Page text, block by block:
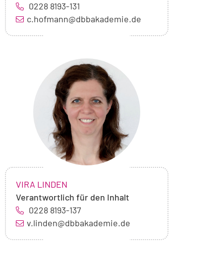
0228 8193-131
c.hofmann@dbbakademie.de
Foto
von
Vira
Linden
NAME:
VIRA LINDEN
Verantwortlich für den Inhalt
0228 8193-137
v.linden@dbbakademie.de